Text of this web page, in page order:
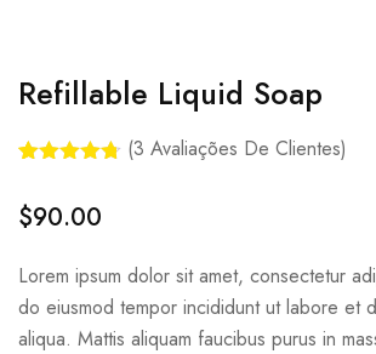
Refillable Liquid Soap
de 5, com
avaliações
de
clientes
(3 Avaliações De Clientes)
$90.00
Lorem ipsum dolor sit amet, consectetur
do eiusmod tempor incididunt ut labore et
aliqua. Mattis aliquam faucibus purus in